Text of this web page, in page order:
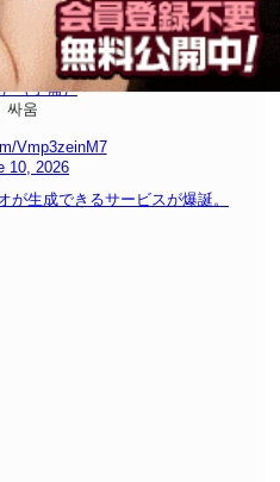
（予備）
싸움
Vmp3zeinM7
10, 2026
生成できるサービスが爆誕。